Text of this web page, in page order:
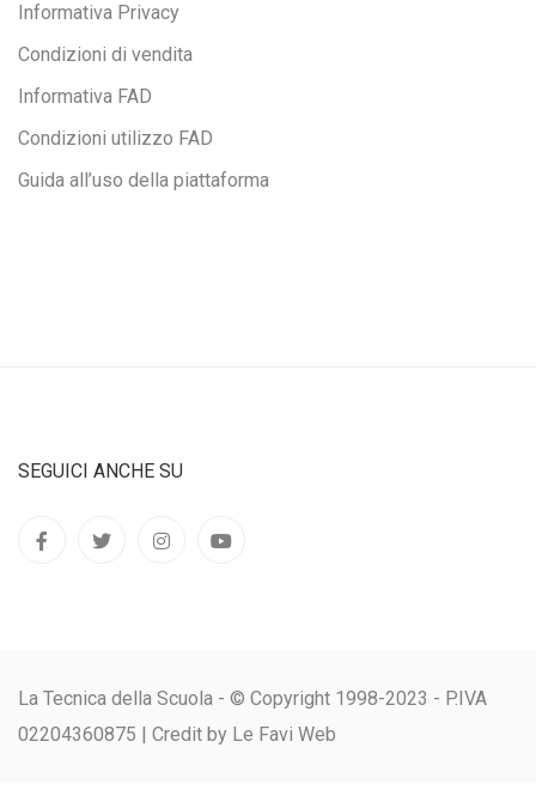
Informativa Privacy
Condizioni di vendita
Informativa FAD
Condizioni utilizzo FAD
Guida all’uso della piattaforma
SEGUICI ANCHE SU
La Tecnica della Scuola - © Copyright 1998-2023 - P.IVA
02204360875 | Credit by Le Favi Web